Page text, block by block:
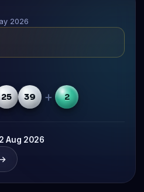
2026
25 39 + 2
Aug 2026